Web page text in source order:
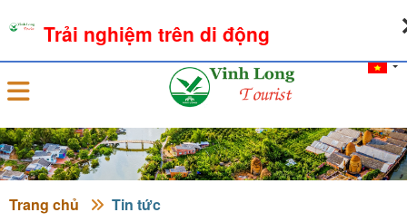
Đăng nhập
Trang chủ Tin tức
Trải nghiệm trên di động